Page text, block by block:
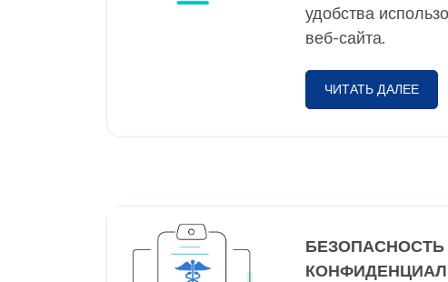
удобства
веб-сайта.
ЧИТАТЬ ДАЛЕЕ
БЕЗОПАСНОСТЬ